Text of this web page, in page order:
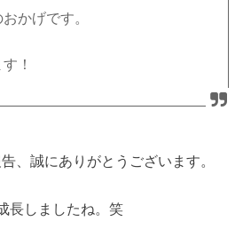
かげです。
！
、誠にありがとうございます。
長しましたね。笑